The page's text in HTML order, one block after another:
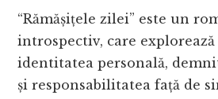
“Rămășițele zilei” este un
introspectiv, care
identitatea personală,
și responsabilitatea față de